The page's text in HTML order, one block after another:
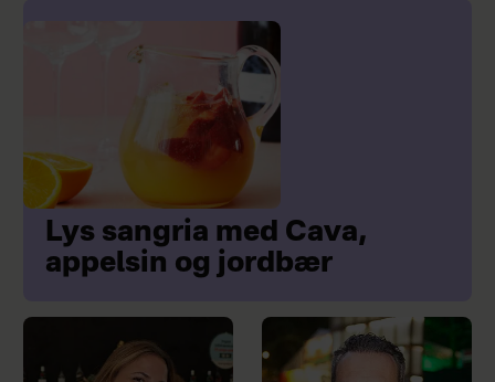
Lys sangria med Cava,
appelsin og jordbær